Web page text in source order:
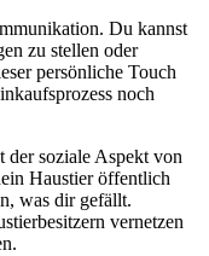
Du kannst
zu stellen oder
persönliche‌ Touch
noch
soziale Aspekt‌ von
​Haustier‍ öffentlich
was dir gefällt.
vernetzen